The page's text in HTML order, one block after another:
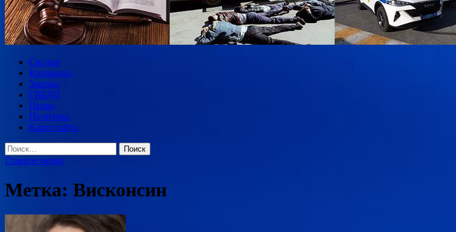
Сводки
Криминал
Законы
ГИБДД
Право
Политика
Карта сайта
Найти:
Главное меню
Метка: Висконсин